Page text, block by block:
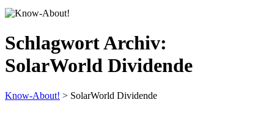
Schlagwort Archiv:
SolarWorld Dividende
Know-About! > SolarWorld Dividende